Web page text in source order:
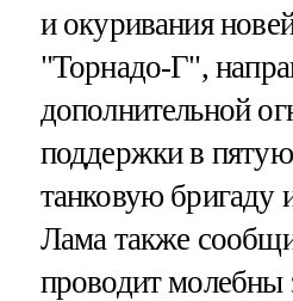
и окуривания
"Торнадо-Г",
дополнительной
поддержки в
танковую бригаду
Лама также
проводит молебны